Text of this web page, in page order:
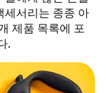
세서리는 종종 아
제품 목록에 포
.